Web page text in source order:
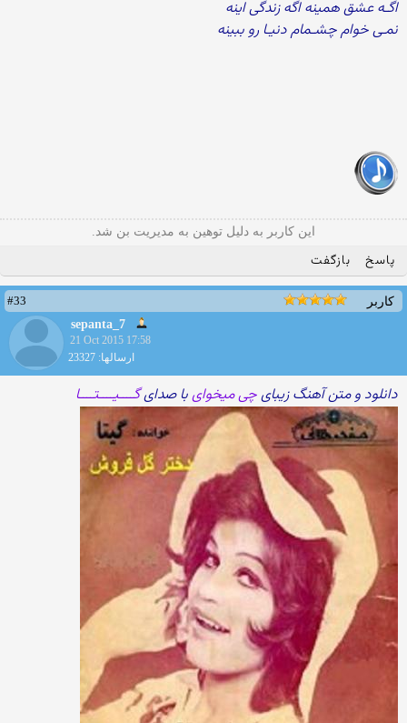
اگـه عشق همینه اگه زندگی اینه
نمـی خوام چشـمام دنیـا رو ببینه
این کاربر به دلیل توهین به مدیریت بن شد.
پاسخ بازگفت
کاربر
#33
sepanta_7
21 Oct 2015 17:58
ارسالها: 23327
دانلود و متن آهنگ زیبایچی میخوایبا صدایگــــیــــتــــا